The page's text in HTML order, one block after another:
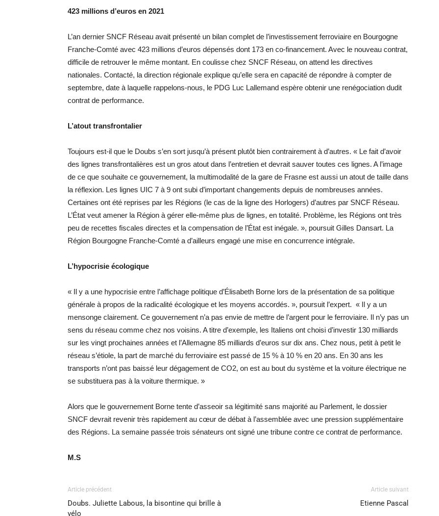
423 millions d’euros en 2021
L’an dernier SNCF Réseau avait présenté un bilan complet de l’investissement ferroviaire en Bourgogne
Franche-Comté avec 423 millions d’euros dépensés dont 173 en co-financement. Avec le nouveau contrat,
difficile de retrouver le même montant. En coulisse chez SNCF Réseau, on attend les directives
nationales. Contacté, la direction régionale explique qu’elle sera en capacité de répondre à compter de
septembre, date à laquelle rappelons-nous, le PDG Luc Lallemand espère obtenir une renégociation dudit
contrat de performance.
L’atout transfrontalier
Toujours est-il que le Doubs s’en sort jusqu’à présent plutôt bien contrairement à d’autres. « Le fait d’avoir
des lignes transfrontalières est un gros atout dans l’entretien et devrait sauver toutes ces lignes. A l’image
de ce que souhaite ce gouvernement, la multimodalité de la gare de Frasne est aussi un atout de taille dans
la réflexion. Les lignes UIC 7 à 9 ont subi d’important changements depuis de nombreuses années.
Certaines ont été reprises par les Régions (le cas de la ligne des Horlogers) d’autres par SNCF Réseau.
L’État veut amener la Région à gérer elle-même plus de lignes, en totalité. Problème, les Régions ont très
peu de recettes fiscales directes et la compensation de l’État est inégale. », poursuit Gilles Dansart. La
Région Bourgogne Franche-Comté a d’ailleurs engagé une mise en concurrence intégrale.
L’hypocrisie écologique
« Il y a une hypocrisie entre l’affichage politique d’Élisabeth Borne lors de la présentation de sa politique
générale à propos de la radicalité écologique et les moyens accordés. », poursuit l’expert. « Il y a un
mensonge clairement. Ce gouvernement n’a pas envie de mettre de l’argent pour le ferroviaire. Il n’y pas un
sens du réseau comme chez nos voisins. A titre d’exemple, les Italiens ont choisi d’investir 130 milliards
sur les vingt prochaines années et l’Allemagne 85 milliards d’euros sur dix ans. Chez nous, petit à petit le
réseau s’étiole, la part de marché du ferroviaire est passé de 15 % à 10 % en 20 ans. En 30 ans les
transports n’ont pas baissé leur dégagement de CO2, on est au bout du système et la voiture électrique ne
se substituera pas à la voiture thermique. »
Alors que le gouvernement Borne tente d’asseoir sa légitimité sans majorité au Parlement, le dossier
SNCF devrait revenir très rapidement au cœur de débat à l’assemblée avec une pression supplémentaire
des Régions. La semaine passée trois sénateurs ont signé une tribune contre ce contrat de performance.
M.S
Article précédent
Doubs. Juliette Labous, la bisontine qui brille à
vélo
Article suivant
Etienne Pascal